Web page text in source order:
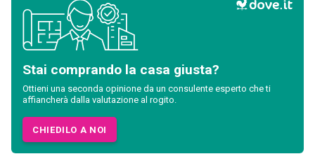
Stai comprando la casa giusta?
Ottieni una seconda opinione da un consulente esperto che ti
affiancherà dalla valutazione al rogito.
CHIEDILO A NOI